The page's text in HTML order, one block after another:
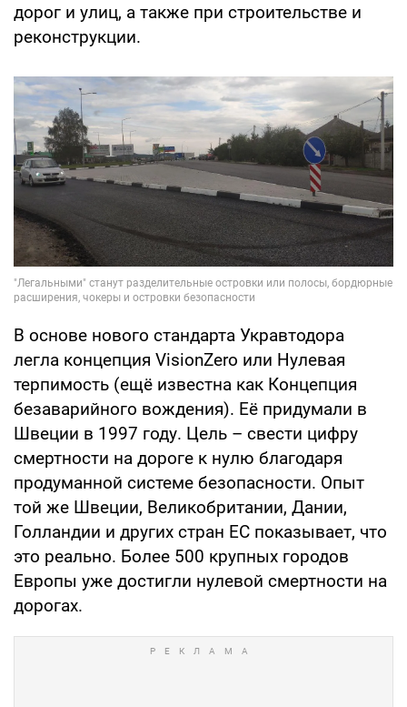
дорог и улиц, а также при строительстве и
реконструкции.
В основе нового стандарта Укравтодора
легла концепция VisionZero или Нулевая
терпимость (ещё известна как Концепция
безаварийного вождения). Её придумали в
Швеции в 1997 году. Цель – свести цифру
смертности на дороге к нулю благодаря
продуманной системе безопасности. Опыт
той же Швеции, Великобритании, Дании,
Голландии и других стран ЕС показывает, что
это реально. Более 500 крупных городов
Европы уже достигли нулевой смертности на
дорогах.